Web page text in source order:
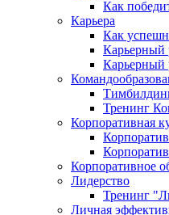
Как
Карьера
Как
Карьерный
Карьерный
Тренинг
Корпоративная
Корпоративное
Лидерство
Тренинг
Личная